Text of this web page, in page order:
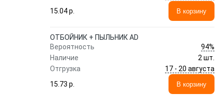
15.04 p.
В корзину
ОТБОЙНИК + ПЫЛЬНИК AD
Вероятность
94%
Наличие
2 шт.
Отгрузка
17 - 20 августа
15.73 p.
В корзину